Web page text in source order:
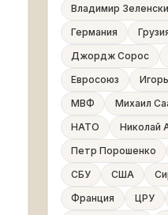
Владимир
Германия
Джордж Сорос
Евросоюз
МВФ
Михаил
НАТО
Николай
Петр Порошенко
СБУ
США
Франция
ЦРУ